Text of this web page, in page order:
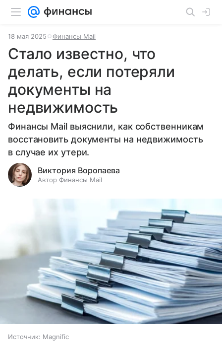
18 мая 2025 Финансы Mail
Стало известно, что
делать, если потеряли
документы на
недвижимость
Финансы Mail выяснили, как собственникам
восстановить документы на недвижимость
в случае их утери.
Виктория Воропаева
Автор Финансы Mail
Источник: Magnific